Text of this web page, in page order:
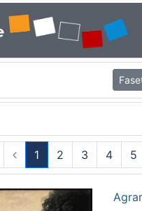
1
(current)
2 3 4 5